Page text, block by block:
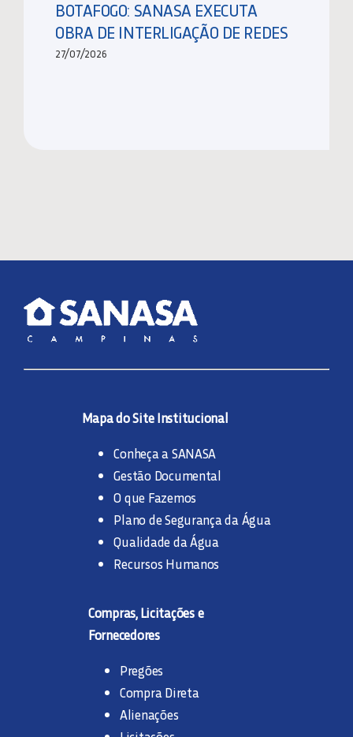
BOTAFOGO: SANASA EXECUTA
OBRA DE INTERLIGAÇÃO DE REDES
27/07/2026
Mapa do Site Institucional
Conheça a SANASA
Gestão Documental
O que Fazemos
Plano de Segurança da Água
Qualidade da Água
Recursos Humanos
Compras, Licitações e
Fornecedores
Pregões
Compra Direta
Alienações